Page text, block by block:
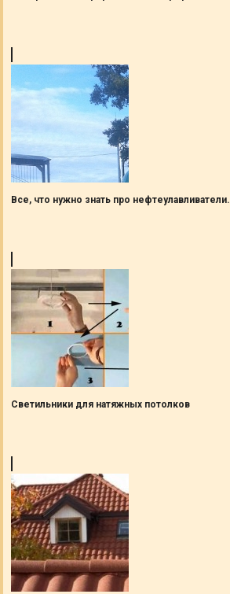
Все, что нужно знать про нефтеулавливатели.
Светильники для натяжных потолков